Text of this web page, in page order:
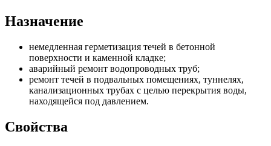
Назначение
немедленная герметизация течей в бетонной
поверхности и каменной кладке;
аварийный ремонт водопроводных труб;
ремонт течей в подвальных помещениях, туннелях,
канализационных трубах с целью перекрытия воды,
находящейся под давлением.
Свойства